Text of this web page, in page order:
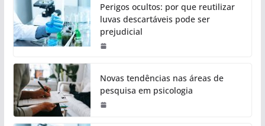
Perigos ocultos: por que reutilizar
luvas descartáveis pode ser
prejudicial
Novas tendências nas áreas de
pesquisa em psicologia